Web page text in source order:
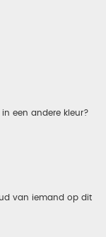
een andere kleur?
van iemand op dit